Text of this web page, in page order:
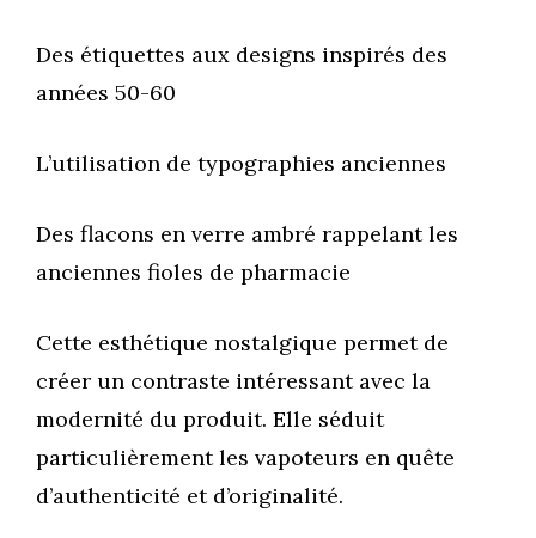
Des étiquettes aux designs inspirés des
années 50-60
L’utilisation de typographies anciennes
Des flacons en verre ambré rappelant les
anciennes fioles de pharmacie
Cette esthétique nostalgique permet de
créer un contraste intéressant avec la
modernité du produit. Elle séduit
particulièrement les vapoteurs en quête
d’authenticité et d’originalité.